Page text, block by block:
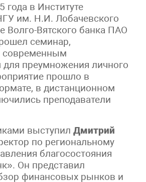
года в Институте
им. Н.И. Лобачевского
Волго-Вятского банка ПАО
семинар,
для преумножения личного
прошло в
в дистанционном
преподаватели
выступил Дмитрий
по региональному
благосостояния
Он представил
финансовых рынков и